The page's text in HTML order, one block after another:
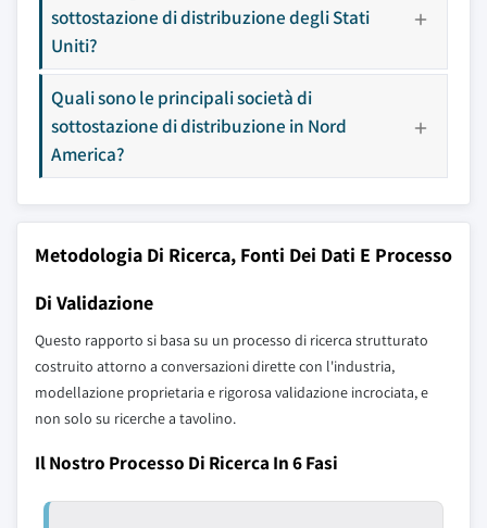
sottostazione di distribuzione degli Stati
Uniti?
Quali sono le principali società di
sottostazione di distribuzione in Nord
America?
Metodologia Di Ricerca, Fonti Dei Dati E Processo
Di Validazione
Questo rapporto si basa su un processo di ricerca strutturato
costruito attorno a conversazioni dirette con l'industria,
modellazione proprietaria e rigorosa validazione incrociata, e
non solo su ricerche a tavolino.
Il Nostro Processo Di Ricerca In 6 Fasi